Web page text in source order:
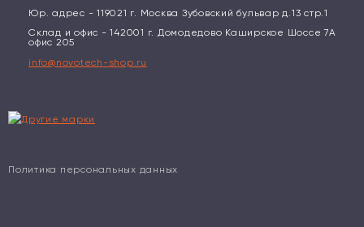
Юр. адрес - 119021 г. Москва Зубовский бульвар д.13 стр.1
Склад и офис - 142001 г. Домодедово Каширское Шоссе 7А
офис 205
info@novotech-shop.ru
Политика персональных данных